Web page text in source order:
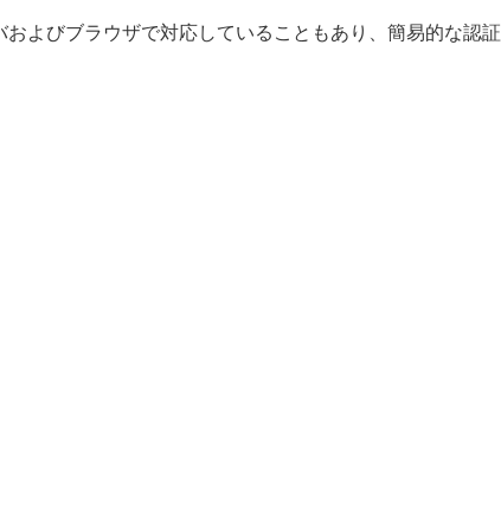
よびブラウザで対応していることもあり、簡易的な認証